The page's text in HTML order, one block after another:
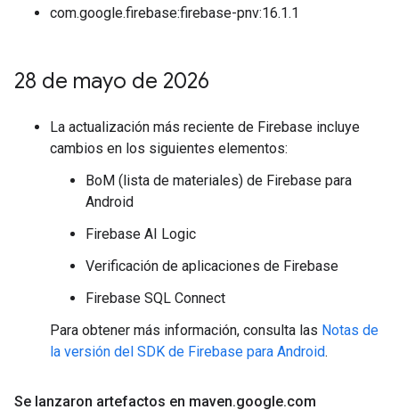
com.google.firebase:firebase-pnv:16.1.1
28 de mayo de 2026
La actualización más reciente de Firebase incluye
cambios en los siguientes elementos:
BoM (lista de materiales) de Firebase para
Android
Firebase AI Logic
Verificación de aplicaciones de Firebase
Firebase SQL Connect
Para obtener más información, consulta las Notas de
la versión del SDK de Firebase para Android.
Se lanzaron artefactos en maven.google.com